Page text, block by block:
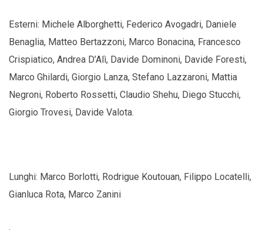
Esterni: Michele Alborghetti, Federico Avogadri, Daniele
Benaglia, Matteo Bertazzoni, Marco Bonacina, Francesco
Crispiatico, Andrea D’Alì, Davide Dominoni, Davide Foresti,
Marco Ghilardi, Giorgio Lanza, Stefano Lazzaroni, Mattia
Negroni, Roberto Rossetti, Claudio Shehu, Diego Stucchi,
Giorgio Trovesi, Davide Valota.
Lunghi: Marco Borlotti, Rodrigue Koutouan, Filippo Locatelli,
Gianluca Rota, Marco Zanini
.